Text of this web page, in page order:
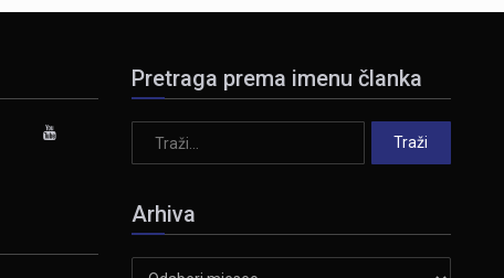
Pretraga prema imenu članka
Arhiva